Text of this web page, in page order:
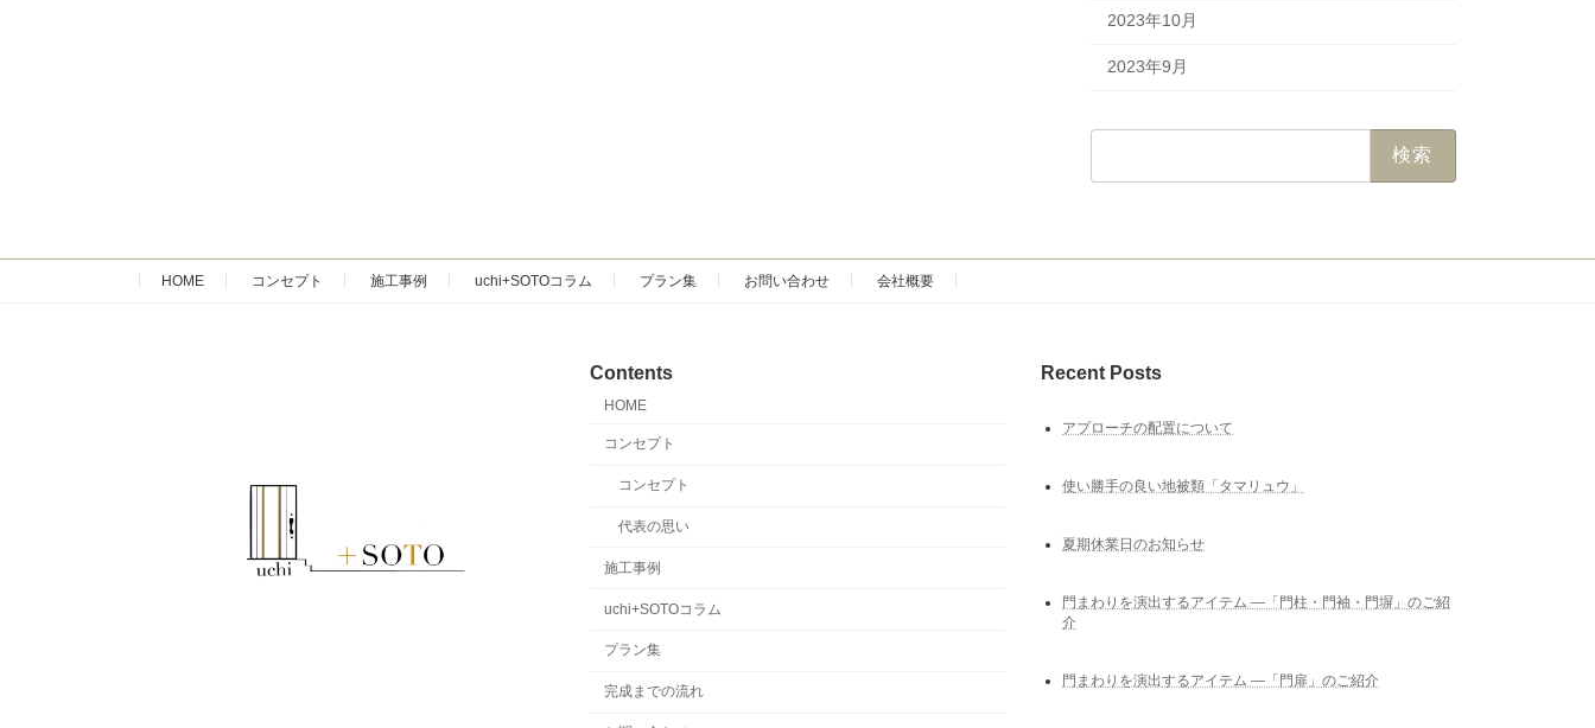
2023年10月
2023年9月
HOME コンセプト 施工事例 uchi+SOTOコラム プラン集 お問い合わせ 会社概要
Contents
HOME
コンセプト
コンセプト
代表の思い
施工事例
uchi+SOTOコラム
プラン集
完成までの流れ
Recent Posts
アプローチの配置について
使い勝手の良い地被類「タマリュウ」
夏期休業日のお知らせ
門まわりを演出するアイテム ―「門柱・門袖・門塀」のご紹
介
門まわりを演出するアイテム ―「門扉」のご紹介